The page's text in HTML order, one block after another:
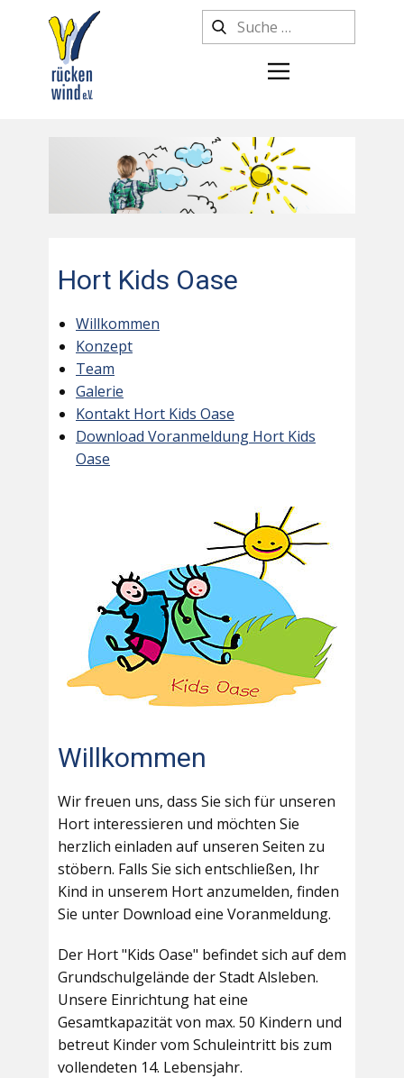
Hort Kids Oase
Willkommen
Konzept
Team
Galerie
Kontakt Hort Kids Oase
Download Voranmeldung Hort Kids
Oase
Willkommen
Wir freuen uns, dass Sie sich für unseren
Hort interessieren und möchten Sie
herzlich einladen auf unseren Seiten zu
stöbern. Falls Sie sich entschließen, Ihr
Kind in unserem Hort anzumelden, finden
Sie unter Download eine Voranmeldung.
Der Hort "Kids Oase" befindet sich auf dem
Grundschulgelände der Stadt Alsleben.
Unsere Einrichtung hat eine
Gesamtkapazität von max. 50 Kindern und
betreut Kinder vom Schuleintritt bis zum
vollendeten 14. Lebensjahr.